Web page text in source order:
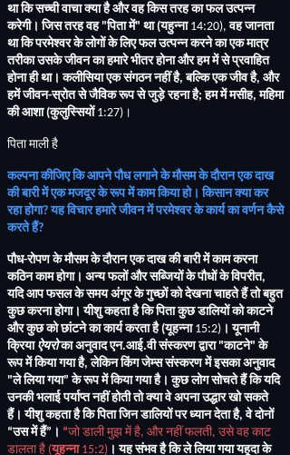
था कि सच्ची वाचा क्या है और वह किस तरह का फल उत्पन्न
करेगी। जिस तरह वह"पिता में" था(यहुन्ना 14:20), वह जानता
था कि परमेश्वर के लोगों के लिए फल उत्पन्न करने का एक मात्र
तरीका उसके जीवन का हमारे भीतर होना और हम में से प्रवाहित
होना ही था। कलीसिया एक संगठन नहीं है,बल्कि एक जीव है, और
हमें जीवन-स्रोत से जैविक रूप से जुड़े रहना है;हम में मसीह,महिमा
की आशा(कुलुस्सियों 1:27) ।
पिता माली है
कल्पना कीजिए कि आपने पौध लगाने के मौसम के दौरान एक दाख
की बारी में एक मजदूर के रूप में काम किया हो। किसान क्या कर
रहा होगा?यह विचार हमारे जीवन में परमेश्वर के कार्य का वर्णन कैसे
करते हैं?
पौध-रोपण के मौसम के दौरान एक दाख की बारी में काम करना
कठिन काम होगा। अन्य फलों और सब्जियों के पौधों के विपरीत,
यदि आप फसल के समय अंगूर के गुच्छों को देखना चाहते हैं तो बहुत
कुछ करना होगा। यीशु कहता है कि पिता कुछ डालियों को काटने
और कुछ को छांटने का कार्य करता है(यूहन्ना 15:2) । यूनानी
क्रिया ऐयरोका अनुवाद एन.आई.वी संस्करण द्वारा"काटने"के
रूप में किया गया है,लेकिन किंग जेम्स संस्करण में इसका अनुवाद
"ले लिया गया” के रूप में किया गया है। कुछ लोग सोचते हैं कि यदि
उनकी भलाई पर्याप्त नहीं होती तो क्या वे अपना उद्धार खो सकते
हैं। यीशु कहता है कि पिता जिन डालियों पर ध्यान देता है,वे दोनों
“उस में हैं”। “जो डाली मुझ में है, और नहीं फलती, उसे वह काट
डालता है (यूहन्ना 15:2) । यह संभव है कि ले लिया गया यहूदा के